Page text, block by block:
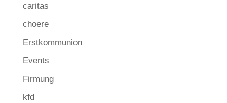
caritas
choere
Erstkommunion
Events
Firmung
kfd